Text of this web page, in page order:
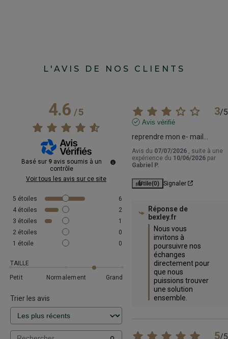
L'AVIS DE NOS CLIENTS
4.6/5
Basé sur 9 avis soumis à un
contrôle
Voir tous les avis sur ce site
5 étoiles
6
4 étoiles
2
3 étoiles
1
2 étoiles
0
1 étoile 0
TAILLE
Petit
Normalement Grand
Trier les avis
3/5
Avis vérifié
reprendre mon e- mail...
Avis du 07/07/2026 , suite à une
expérience du 10/06/2026 par
Gabriel P.
Utile(0) Signaler
Réponse de
bexley.fr
Nous vous
invitons à
poursuivre nos
échanges
directement pour
que nous
puissions trouver
une solution
ensemble.
5/5